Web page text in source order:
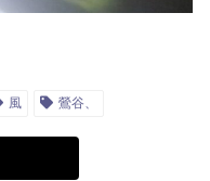
風 鶯谷、